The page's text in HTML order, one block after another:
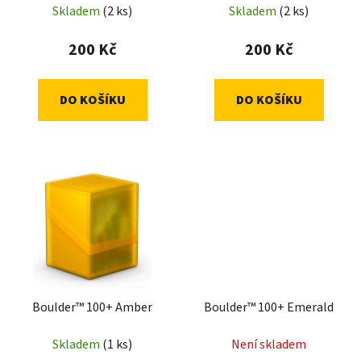
Skladem (2 ks)
200 Kč
DO KOŠÍKU
Skladem (2 ks)
200 Kč
DO KOŠÍKU
Boulder™ 100+ Amber
Skladem (1 ks)
Boulder™ 100+ Emerald
Není skladem